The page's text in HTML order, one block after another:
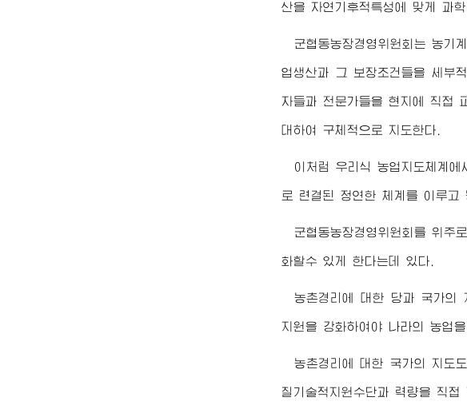
산을 자연기후적특성에 맞게 과
군협동농장경영위원회는 농기
업생산과 그 보장조건들을 세부
자들과 전문가들을 현지에 직접
대하여 구체적으로 지도한다.
이처럼 우리식 농업지도체계
로 련결된 정연한 체계를 이루고
군협동농장경영위원회를 위주
화할수 있게 한다는데 있다.
농촌경리에 대한 당과 국가의
지원을 강화하여야 나라의 농업
농촌경리에 대한 국가의 지도
질기술적지 원수단과 력량을 직접